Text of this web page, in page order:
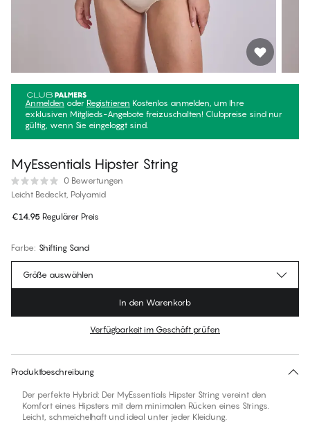
Anmelden oder Registrieren Kostenlos anmelden, um Ihre
exklusiven Mitglieds-Angebote freizuschalten! Clubpreise sind nur
gültig, wenn Sie eingeloggt sind.
MyEssentials Hipster String
0 Bewertungen
Leicht Bedeckt, Polyamid
€14.95 Regulärer Preis
Farbe: Shifting Sand
Für diesen Artikel gibt es keine empfohlene Größe
Größe auswählen
In den Warenkorb
Verfügbarkeit im Geschäft prüfen
Produktbeschreibung
Der perfekte Hybrid: Der MyEssentials Hipster String vereint den
Komfort eines Hipsters mit dem minimalen Rücken eines Strings.
Leicht, schmeichelhaft und ideal unter jeder Kleidung.